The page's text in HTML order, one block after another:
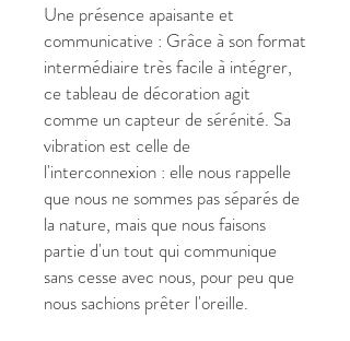
Une présence apaisante et
communicative : Grâce à son format
intermédiaire très facile à intégrer,
ce tableau de décoration agit
comme un capteur de sérénité. Sa
vibration est celle de
l'interconnexion : elle nous rappelle
que nous ne sommes pas séparés de
la nature, mais que nous faisons
partie d'un tout qui communique
sans cesse avec nous, pour peu que
nous sachions prêter l'oreille.